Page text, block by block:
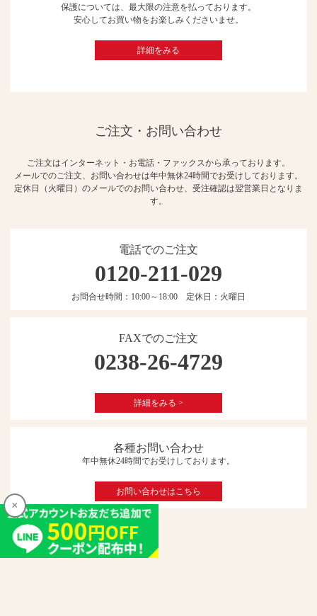
×
保護については、最大限の注意を払っております。
安心してお買い物をお楽しみくださいませ。
詳細をみる
ご注文・お問い合わせ
ご注文はインターネット・お電話・ファックスから承っております。
メールでのご注文、お問い合わせは年中無休24時間でお受けしております。
定休日（火曜日）のメールでのお問い合わせ、受注確認は翌営業日となりま
す。
電話でのご注文
0120-211-029
お問合せ時間：10:00～18:00 定休日：火曜日
FAXでのご注文
0238-26-4729
詳細をみる >
各種お問い合わせ
年中無休24時間でお受けしております。
お問い合わせはこちら